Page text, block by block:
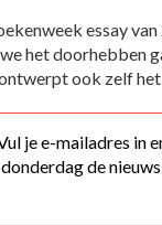
essay
het doorhebben
ontwerpt ook zelf
je e-mailadres in
de